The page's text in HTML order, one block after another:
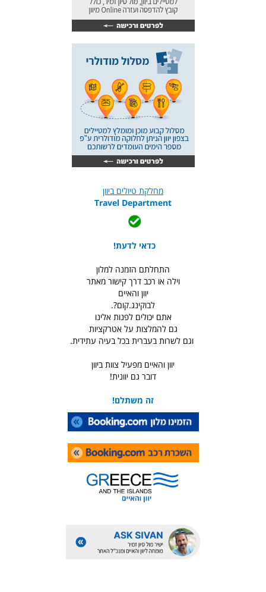
מחלקת טיולים ביוון
Travel Department
כדאי לדעת!
התחלתם הזמנה למלון
וילה או רכב דרך קישור מאתר
יוון והאיים
לבוקינג.קום?.
אתם יכולים לפנות אלינו
גם להמלצות על אטרקציות
וגם לשרות בעברית בכל בעיה עתידית.
יוון והאיים מפעיל צוות ביוון
דובר גם יוונית!
זה משתלם!